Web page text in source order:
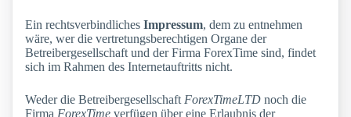
Ein rechtsverbindliches Impressum, dem zu entnehmen
wäre, wer die vertretungsberechtigen Organe der
Betreibergesellschaft und der Firma ForexTime sind, findet
sich im Rahmen des Internetauftritts nicht.
Weder die Betreibergesellschaft ForexTimeLTD noch die
Firma ForexTime verfügen über eine Erlaubnis der